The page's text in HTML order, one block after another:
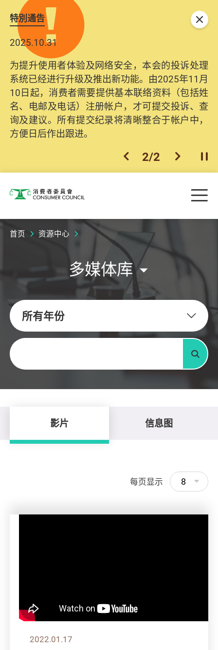
特別通告
2025.10.31
为提升使用者体验及网络安全，本会的投诉处理
系统已经进行升级及推出新功能。由2025年11月
10日起，消费者需要提供基本联络资料（包括姓
名、电邮及电话）注册帐户，才可提交投诉、查
询及建议。所有提交纪录将清晰整合于帐户中，
方便日后作出跟进。
上一个
2/2 下一个开
关闭
消费者委员会 目
首页 资源中心
多媒体库
所有年份
关键字
搜寻
影片 信息图
每页显示 8
2022.01.17